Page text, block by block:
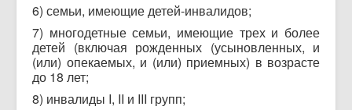
6) семьи, имеющие детей-инвалидов;
7) многодетные семьи, имеющие трех и более
детей (включая рожденных (усыновленных, и
(или) опекаемых, и (или) приемных) в возрасте
до 18 лет;
8) инвалиды I, II и III групп;